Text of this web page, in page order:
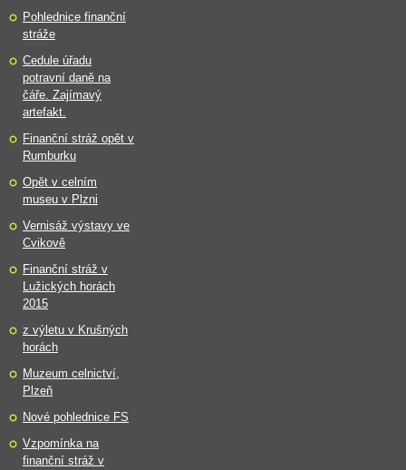
Pohlednice finanční
stráže
Cedule úřadu
potravní daně na
čáře. Zajímavý
artefakt.
Finanční stráž opět v
Rumburku
Opět v celním
museu v Plzni
Vernisáž výstavy ve
Cvikově
Finanční stráž v
Lužických horách
2015
z výletu v Krušných
horách
Muzeum celnictví,
Plzeň
Nové pohlednice FS
Vzpomínka na
finanční stráž v